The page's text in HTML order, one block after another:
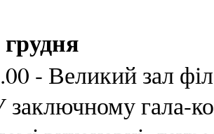
грудня
- Великий зал
заключному гала-